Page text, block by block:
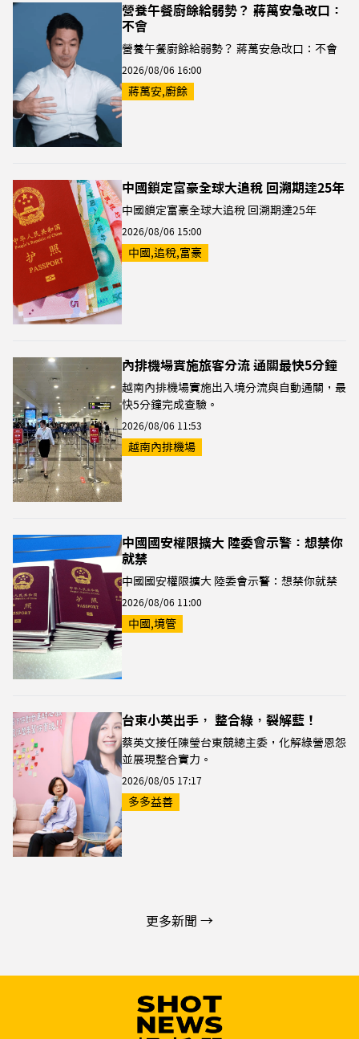
營養午餐廚餘給弱勢？ 蔣萬安急改口：
不會
營養午餐廚餘給弱勢？ 蔣萬安急改口：不會
2026/08/06 16:00
蔣萬安,廚餘
中國鎖定富豪全球大追稅 回溯期達25年
中國鎖定富豪全球大追稅 回溯期達25年
2026/08/06 15:00
中國,追稅,富豪
內排機場實施旅客分流 通關最快5分鐘
越南內排機場實施出入境分流與自動通關，最
快5分鐘完成查驗。
2026/08/06 11:53
越南內排機場
中國國安權限擴大 陸委會示警：想禁你
就禁
中國國安權限擴大 陸委會示警：想禁你就禁
2026/08/06 11:00
中國,境管
台東小英出手， 整合綠，裂解藍！
蔡英文接任陳瑩台東競總主委，化解綠營恩怨
並展現整合實力。
2026/08/05 17:17
多多益善
更多新聞 →